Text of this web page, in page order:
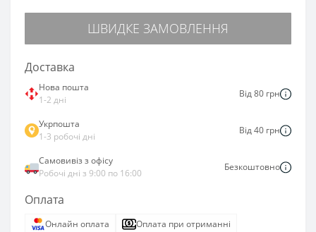
ШВИДКЕ ЗАМОВЛЕННЯ
Доставка
Нова пошта
1-2 дні
Від 80 грн
Укрпошта
1-3 робочі дні
Від 40 грн
Самовивіз з офісу
Робочі дні з 9:00 по 16:00
Безкоштовно
Оплата
Онлайн оплата
Оплата при отриманні